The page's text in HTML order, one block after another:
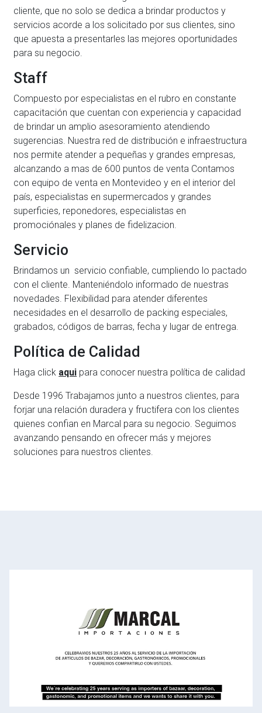
cliente, que no solo se dedica a brindar productos y
servicios acorde a los solicitado por sus clientes, sino
que apuesta a presentarles las mejores oportunidades
para su negocio.
Staff
Compuesto por especialistas en el rubro en constante
capacitación que cuentan con experiencia y capacidad
de brindar un amplio asesoramiento atendiendo
sugerencias. Nuestra red de distribución e infraestructura
nos permite atender a pequeñas y grandes empresas,
alcanzando a mas de 600 puntos de venta Contamos
con equipo de venta en Montevideo y en el interior del
país, especialistas en supermercados y grandes
superficies, reponedores, especialistas en
promociónales y planes de fidelizacion.
Servicio
Brindamos un servicio confiable, cumpliendo lo pactado
con el cliente. Manteniéndolo informado de nuestras
novedades. Flexibilidad para atender diferentes
necesidades en el desarrollo de packing especiales,
grabados, códigos de barras, fecha y lugar de entrega.
Política de Calidad
Haga click aqui para conocer nuestra política de calidad
Desde 1996 Trabajamos junto a nuestros clientes, para
forjar una relación duradera y fructifera con los clientes
quienes confian en Marcal para su negocio. Seguimos
avanzando pensando en ofrecer más y mejores
soluciones para nuestros clientes.